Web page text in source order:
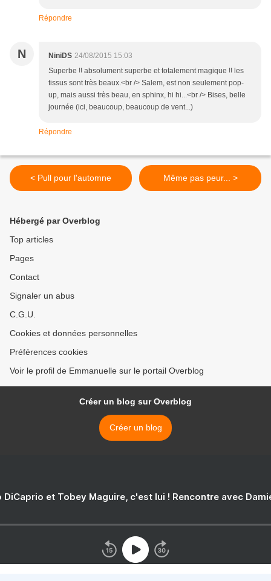
Répondre
N NiniDS 24/08/2015 15:03
Superbe !! absolument superbe et totalement magique !! les
tissus sont très beaux.<br /> Salem, est non seulement pop-
up, mais aussi très beau, en sphinx, hi hi...<br /> Bises, belle
journée (ici, beaucoup, beaucoup de vent...)
Répondre
< Pull pour l'automne Même pas peur... >
Hébergé par Overblog
Top articles
Pages
Contact
Signaler un abus
C.G.U.
Cookies et données personnelles
Préférences cookies
Voir le profil de Emmanuelle sur le portail Overblog
Créer un blog sur Overblog
Créer un blog
DiCaprio et Tobey Maguire, c'est lui ! Rencontre avec